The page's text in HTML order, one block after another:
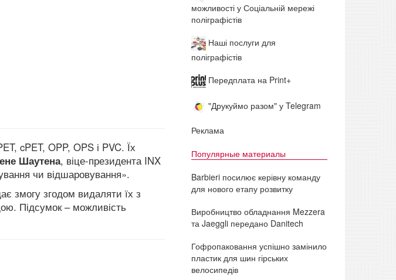
cPET, OPP, OPS і PVC. Їх
Шаутена, віце-президента INX
чи відшаровування».
змогу згодом видаляти їх з
Підсумок – можливість
можливості у Соціальній мережі
поліграфістів
Наші послуги для
поліграфістів
Передплата на Print+
"Друкуймо разом" у Telegram
Реклама
Популярные материалы
Barbieri посилює керівну команду
для нового етапу розвитку
Виробництво обладнання Mezzera
та Jaeggli передано Danitech
Гофропаковання успішно замінило
пластик для шин гірських
велосипедів